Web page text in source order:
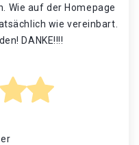
Wie auf der Homepage
wie vereinbart.
DANKE!!!!